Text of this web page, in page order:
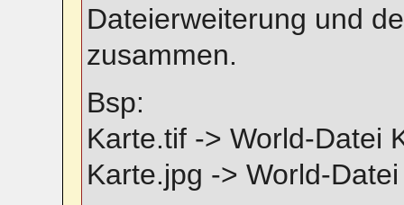
Dateierweiterung und
zusammen.
Bsp:
Karte.tif -> World-Datei
Karte.jpg -> World-